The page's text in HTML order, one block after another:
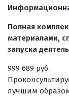
Полная
материалами,
запуска
999 689 руб.
лучшим